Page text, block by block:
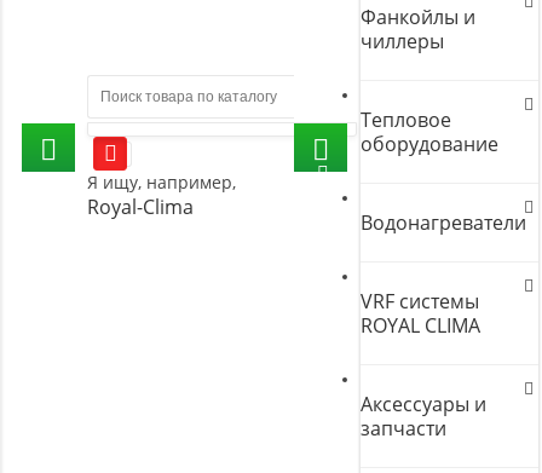
Я ищу, например,
Royal-Clima
Фанкойлы и
чиллеры
Тепловое
оборудование
Водонагреватели
VRF системы
ROYAL CLIMA
Аксессуары и
запчасти